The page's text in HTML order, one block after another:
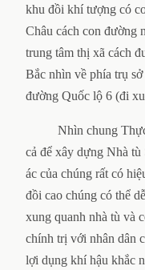
khu đồi khí tượng có
Châu cách con đường
trung tâm thị xã cách
Bắc nhìn về phía trụ
đường Quốc lộ 6 (đi
Nhìn chung Thực
cả để xây dựng Nhà
ác của chúng rất có
đồi cao chúng có thể
xung quanh nhà tù và
chính trị với nhân dân
lợi dụng khí hậu khắc